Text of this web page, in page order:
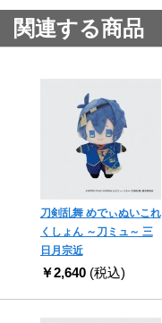
関連する商品
刀剣乱舞 めでぃぬいこれ
くしょん ～刀ミュ～ 三
日月宗近
￥2,640 (税込)